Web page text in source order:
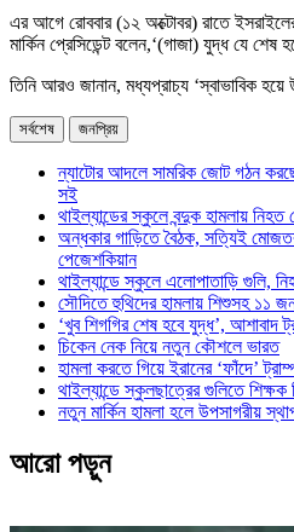
এর আগে রোববার (১২ অক্টোবর) রাতে
মার্কিন প্রেসিডেন্ট বলেন,‘(গাজা) যুদ্ধ যে
তিনি আরও জানান, মধ্যপ্রাচ্য ‘স্বাভাবিক হয়ে
সর্বশেষ জনপ্রিয়
ন্যাটোর আদলে সামরিক জোট গঠন
সই
থাইল্যান্ডের স্কুলে বন্দুক হামলায় নিহত
অন্ধকার গাড়িতে বৈঠক, সত্যিই মোজতবা
পেজেশকিয়ান
থাইল্যান্ডে স্কুলে এলোপাতাড়ি গুলি,
সৌদিতে হুথিদের হামলায় শিশুসহ ১১
‘খুব শিগগির শেষ হবে যুদ্ধ’, আশাবাদ
চিকেন নেক নিয়ে নতুন কৌশলে ভারত
হামলা করতে গিয়ে ইরানের ‘ফাঁদে’
থাইল্যান্ডে স্কুলছাত্রের গুলিতে
নতুন মার্কিন হামলা হলে উপসাগরীয়
আরো পড়ুন